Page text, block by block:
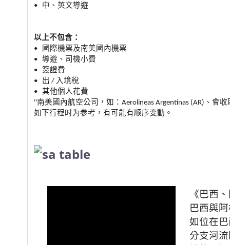
• 中、英文導遊
以上不包含：
• 國際機票及南美國內機票
• 導遊、司機小費
• 簽證費
• 出 / 入境稅
• 其他個人花費
''南美國內航空公司，如：Aerolineas Argentinas (AR)、會
如下行程时为参考，有可能有顺序变動。
《巴西
巴西與
如位在
分支河